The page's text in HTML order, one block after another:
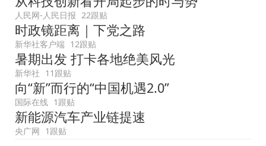
人民网-人民日报 22跟贴
时政镜距离｜下党之路
新华社客户端 12跟贴
暑期出发 打卡各地绝美风光
新华社 11跟贴
向“新”而行的“中国机遇2.0”
国际在线 1跟贴
新能源汽车产业链提速
央广网 1跟贴